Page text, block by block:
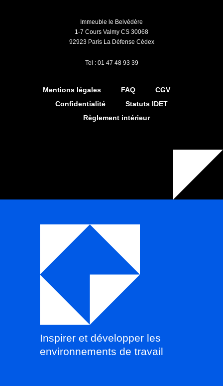
Immeuble le Belvédère
1-7 Cours Valmy CS 30068
92923 Paris La Défense Cédex
Tel : 01 47 48 93 39
Mentions légales FAQ
CGV
Confidentialité
Statuts IDET
Règlement intérieur
Inspirer et développer les
environnements de travail